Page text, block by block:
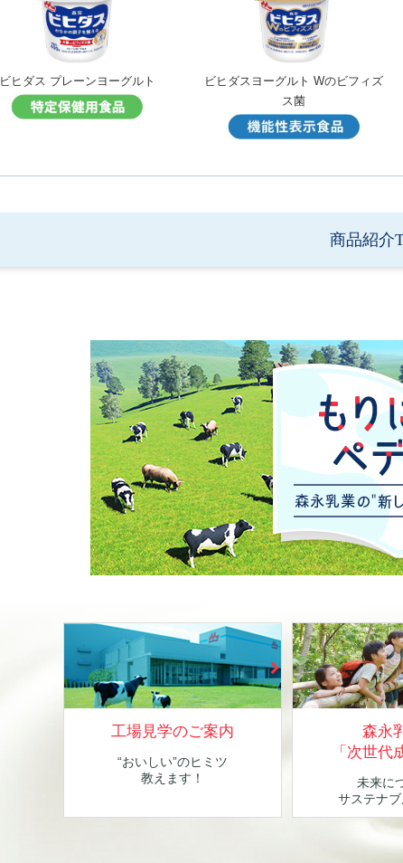
ビヒダス プレーンヨーグルト
ビヒダスヨーグルト Wのビフィズ
ス菌
商品紹介
工場見学のご案内
“おいしい”のヒミツ
教えます！
森永
「次世代
未来に
サステナ